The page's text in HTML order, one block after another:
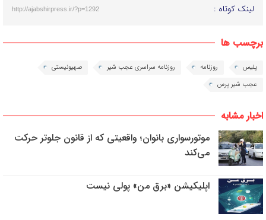
لینک کوتاه : http://ajabshirpress.ir/?p=1292
برچسب ها
پلیس روزنامه روزنامه سراسری عجب شیر
صهیونیستی
عجب شیر پرس
اخبار مشابه
موتورسواری بانوان؛ واقعیتی که از قانون جلوتر حرکت
می‌کند
اپلیکیشن «برق من» پولی نیست